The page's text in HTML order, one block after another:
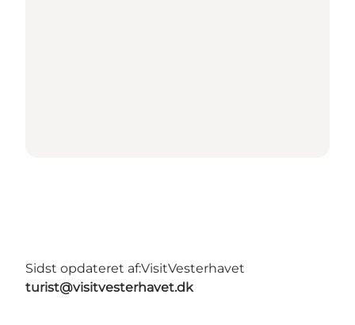
Sidst opdateret af:VisitVesterhavet
turist@visitvesterhavet.dk